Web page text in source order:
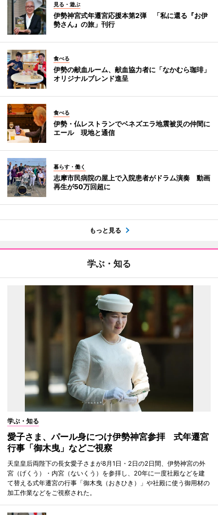
見る・遊ぶ
伊勢神宮式年遷宮応援本第2弾 「私に還る『お伊
勢さん』の旅」刊行
食べる
伊勢の献血ルーム、献血協力者に「なかむら珈琲」
オリジナルブレンド進呈
食べる
伊勢・仏レストランでベネズエラ地震被災の仲間に
エール 現地と通信
暮らす・働く
志摩市民病院の屋上で入院患者がドラム演奏 動画
再生が50万回超に
もっと見る
学ぶ・知る
学ぶ・知る
愛子さま、パール身につけ伊勢神宮参拝 式年遷宮
行事「御木曳」などご視察
天皇皇后両陛下の長女愛子さまが8月1日・2日の2日間、伊勢神宮の外
宮（げくう）・内宮（ないくう）を参拝し、20年に一度社殿などを建
て替える式年遷宮の行事「御木曳（おきひき）」や社殿に使う御用材の
加工作業などをご視察された。